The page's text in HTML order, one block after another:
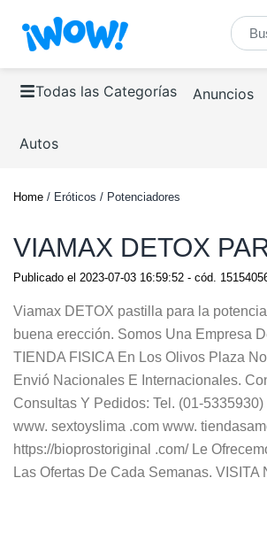
Todas las Categorías Anuncios
Autos
Home / Eróticos / Potenciadores
VIAMAX DETOX
Publicado el 2023-07-03 16:59:52 - cód.
Viamax DETOX pastilla para la
buena erección. Somos Una Empresa
TIENDA FISICA En Los Olivos Plaza
Envió Nacionales E Internacionales.
Consultas Y Pedidos: Tel. (01-
www. sextoyslima .com www.
https://bioprostoriginal .com/ Le
Las Ofertas De Cada Semanas.